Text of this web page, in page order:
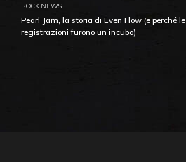
ROCK NEWS
Pearl Jam, la storia di Even Flow (e perché le
registrazioni furono un incubo)